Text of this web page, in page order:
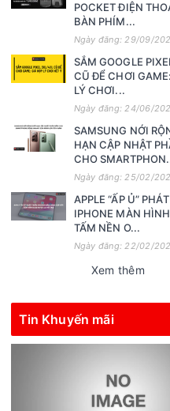
POCKET ĐIỆN
BÀN PHÍM...
Ngày đăng: 29/09/
SẮM GOOGLE
CŨ ĐỂ CHƠI
LÝ CHƠI...
Ngày đăng: 24/06/
SAMSUNG NỚI
HẠN CẬP NHẬT
CHO
Ngày đăng: 25/02/
APPLE “ẤP Ủ”
IPHONE MÀN
TẤM NỀN O...
Ngày đăng: 22/02/
Xem thêm
Tin Khuyến mãi